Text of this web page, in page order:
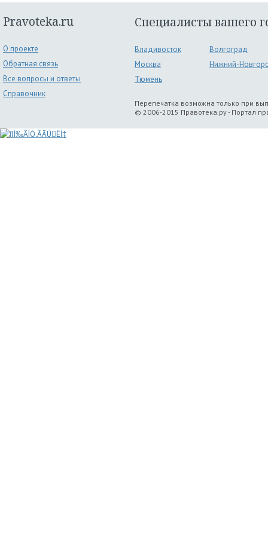
Pravoteka.ru
О проекте
Обратная связь
Все вопросы и ответы
Справочник
Специалисты вашего
Владивосток
Волгоград
Москва
Нижний-
Тюмень
Перепечатка возможна только при
© 2006-2015 Правотека.ру - Портал